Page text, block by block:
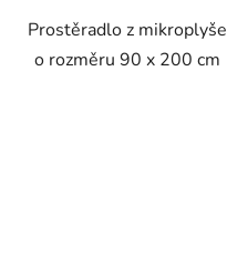
Prostěradlo z mikroplyše
o rozměru 90 x 200 cm